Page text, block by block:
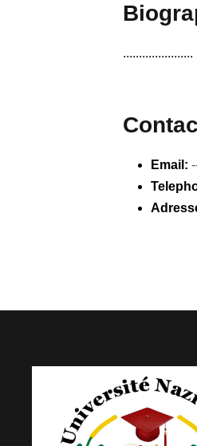
......................
Email: